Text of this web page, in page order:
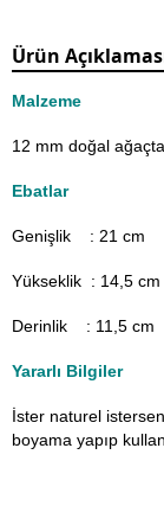
Ürün
Malzeme
12 mm doğal
Ebatlar
Genişlik : 21 cm
Yükseklik : 14,5 cm
Derinlik : 11,5 cm
Yararlı Bilgiler
İster naturel
boyama yapıp